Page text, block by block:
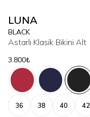
LUNA
BLACK
Astarlı Klasik Bikini Alt
3.800₺
36 38 40 42